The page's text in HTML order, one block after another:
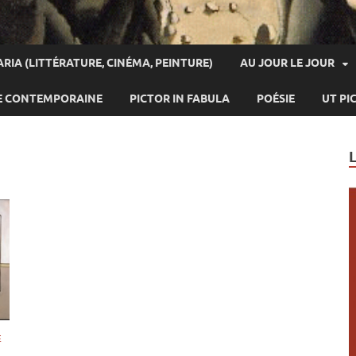
(LITTÉRATURE, CINÉMA, PEINTURE) AU JOUR LE JOUR
CONTEMPORAINE PICTOR IN FABULA POÉSIE UT